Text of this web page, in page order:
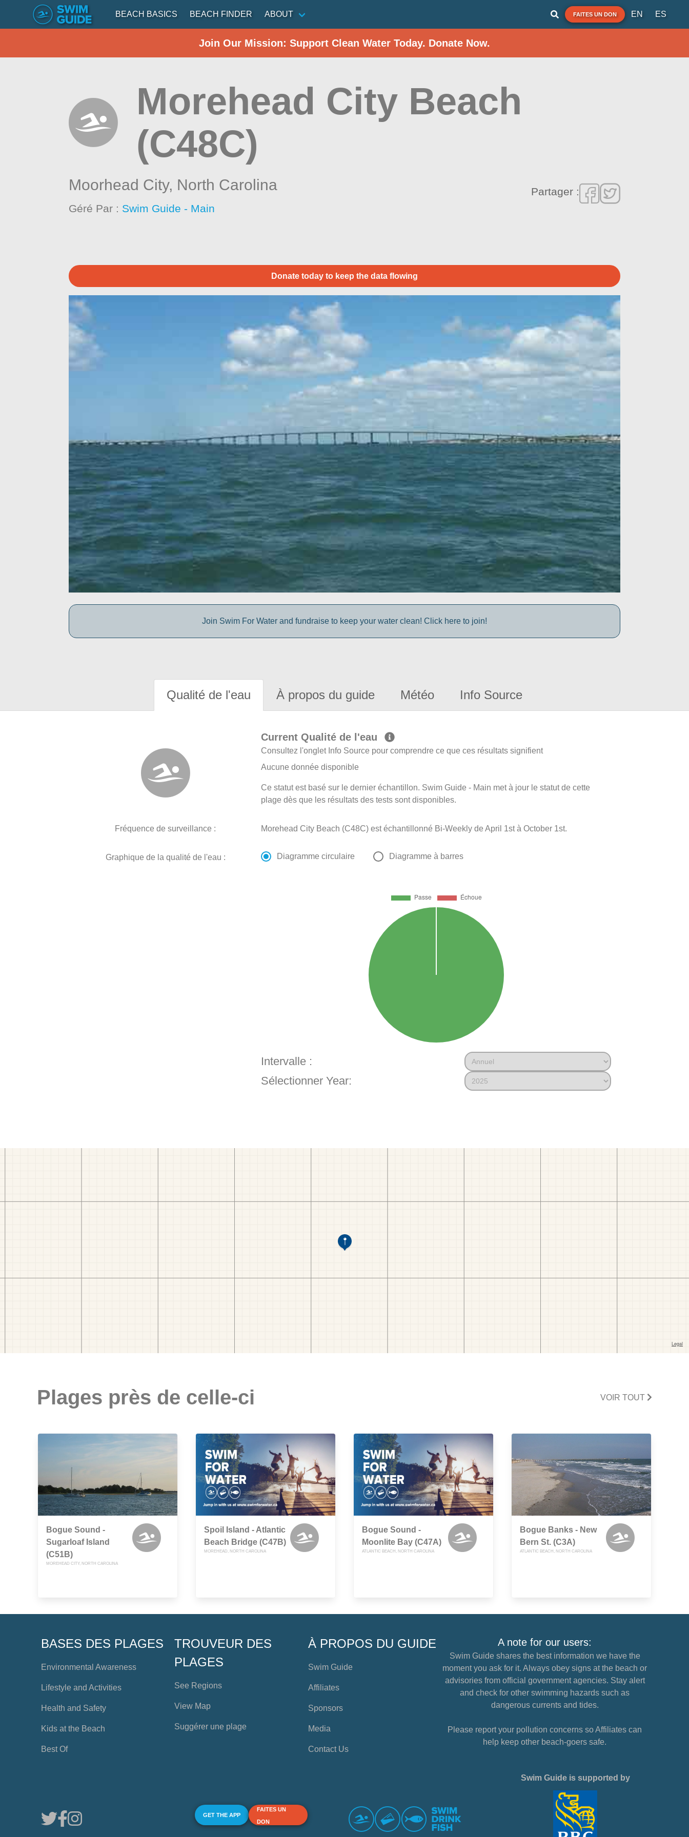
BEACH BASICS BEACH FINDER ABOUT FAITES UN DON EN ES
Join Our Mission: Support Clean Water Today. Donate Now.
Morehead City Beach
(C48C)
Moorhead City, North Carolina
Géré Par : Swim Guide - Main
Partager :
Donate today to keep the data flowing
Join Swim For Water and fundraise to keep your water clean! Click here to join!
Qualité de l'eau À propos du guide Météo Info Source
Current Qualité de l'eau
Consultez l'onglet Info Source pour comprendre ce que ces résultats signifient
Aucune donnée disponible
Ce statut est basé sur le dernier échantillon. Swim Guide - Main met à jour le statut de cette
plage dès que les résultats des tests sont disponibles.
Fréquence de surveillance : Morehead City Beach (C48C) est échantillonné Bi-Weekly de April 1st à October 1st.
Graphique de la qualité de l'eau : Diagramme circulaire Diagramme à barres
Intervalle :
Sélectionner Year:
Plages près de celle-ci VOIR TOUT
Bogue Sound -
Sugarloaf Island
(C51B)
MOREHEAD CITY, NORTH CAROLINA
Spoil Island - Atlantic
Beach Bridge (C47B)
MOREHEAD, NORTH CAROLINA
Bogue Sound -
Moonlite Bay (C47A)
ATLANTIC BEACH, NORTH CAROLINA
Bogue Banks - New
Bern St. (C3A)
ATLANTIC BEACH, NORTH CAROLINA
BASES DES PLAGES
Environmental Awareness
Lifestyle and Activities
Health and Safety
Kids at the Beach
Best Of
TROUVEUR DES
PLAGES
See Regions
View Map
Suggérer une plage
À PROPOS DU GUIDE
Swim Guide
Affiliates
Sponsors
Media
Contact Us
A note for our users:
Swim Guide shares the best information we have the
moment you ask for it. Always obey signs at the beach or
advisories from official government agencies. Stay alert
and check for other swimming hazards such as
dangerous currents and tides.
Please report your pollution concerns so Affiliates can
help keep other beach-goers safe.
GET THE APP
FAITES UN
DON
Swim Guide is supported by